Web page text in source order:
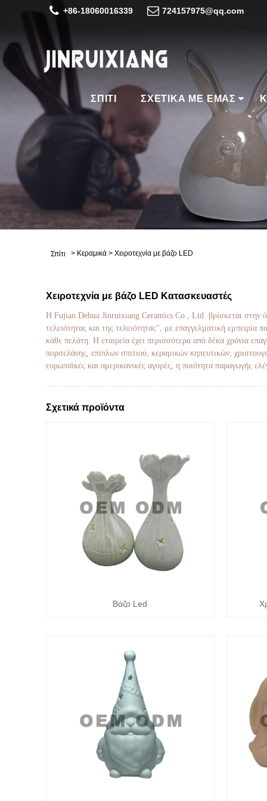
+86-18060016339 724157975@qq.com
ΣΠΊΤΙ ΣΧΕΤΙΚΆ ΜΕ ΕΜΆΣ
Σπίτι > Κεραμικά > Χειροτεχνία με βάζο LED
Χειροτεχνία με βάζο LED Κατασκευαστές
Η Fujian Dehua Jinruixiang Ceramics Co., Ltd. βρίσκεται στην
τελειότητας και της τελειότητας", με επαγγελματική
κάθε πελάτη. Η εταιρεία έχει περισσότερα από δέκα χρόνια
πορσελάνης, επίπλων σπιτιού, κεραμικών κηπευτικών,
ευρωπαϊκές και αμερικανικές αγορές, η ποιότητα παραγωγής
Σχετικά προϊόντα
Βάζο Led